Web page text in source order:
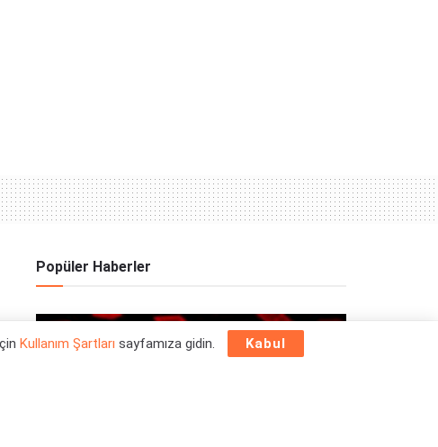
Popüler Haberler
Kullanım Şartları sayfamıza gidin. Kabul